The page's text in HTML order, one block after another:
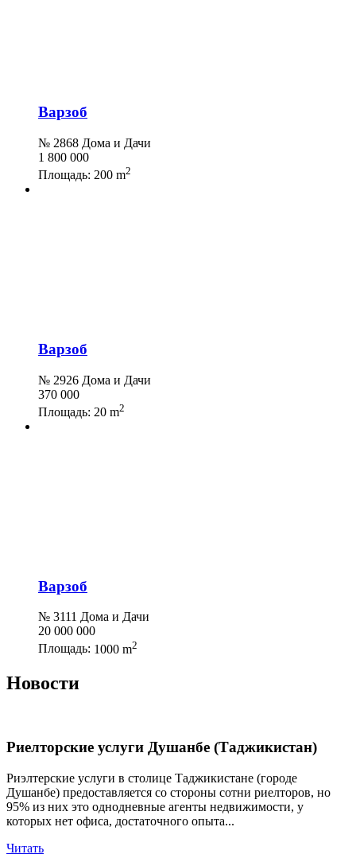
Варзоб
№ 2868 Дома и Дачи
1 800 000
Площадь: 200 m2
Варзоб
№ 2926 Дома и Дачи
370 000
Площадь: 20 m2
Варзоб
№ 3111 Дома и Дачи
20 000 000
Площадь: 1000 m2
Новости
Риелторские услуги Душанбе (Таджикистан)
Риэлтерские услуги в столице Таджикистане (городе
Душанбе) предоставляется со стороны сотни риелторов, но
95% из них это однодневные агенты недвижимости, у
которых нет офиса, достаточного опыта...
Читать